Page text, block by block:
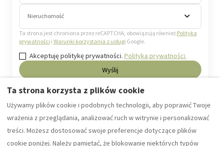
Nieruchomość
Ta strona jest chroniona przez reCAPTCHA, obowiązują również Polityka
prywatności i Warunki korzystania z usługi Google.
Akceptuję politykę prywatności. Polityka prywatności.
Wyślij
Ta strona korzysta z plików cookie
Używamy plików cookie i podobnych technologii, aby poprawić Twoje
wrażenia z przeglądania, analizować ruch w witrynie i personalizować
treści. Możesz dostosować swoje preferencje dotyczące plików
cookie poniżej. Należy pamiętać, że blokowanie niektórych typów